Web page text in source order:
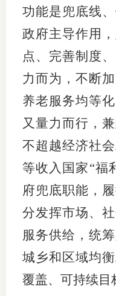
功能是兜底线
政府主导作用
点、完善制度
力而为，不断
养老服务均等
又量力而行，
不超越经济社
等收入国家“福
府兜底职能，
分发挥市场、
服务供给，统
城乡和区域均
覆盖、可持续目